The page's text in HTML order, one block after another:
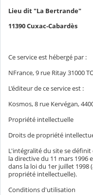
Lieu dit "La Bertrande"
11390 Cuxac-Cabardès
Ce service est hébergé par :
NFrance, 9 rue Ritay 31000
L’éditeur de ce service est :
Kosmos, 8 rue Kervégan,
Propriété intellectuelle
Droits de propriété
L'intégralité du site se
la directive du 11 mars
dans la loi du 1er juillet 1998
propriété intellectuelle).
Conditions d'utilisation